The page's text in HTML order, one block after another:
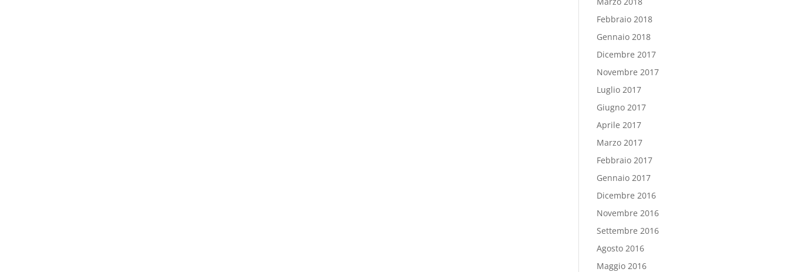
Febbraio 2018
Gennaio 2018
Dicembre 2017
Novembre 2017
Luglio 2017
Giugno 2017
Aprile 2017
Marzo 2017
Febbraio 2017
Gennaio 2017
Dicembre 2016
Novembre 2016
Settembre 2016
Agosto 2016
Maggio 2016